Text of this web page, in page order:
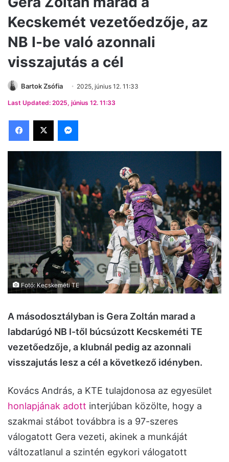
Kecskemét vezetőedzője, az
NB I-be való azonnali
visszajutás a cél
Bartok Zsófia 2025, június 12. 11:33
Last Updated: 2025, június 12. 11:33
Facebook
X Messenger
Fotó: Kecskeméti TE
A másodosztályban is Gera Zoltán marad a
labdarúgó NB I-től búcsúzott Kecskeméti TE
vezetőedzője, a klubnál pedig az azonnali
visszajutás lesz a cél a következő idényben.
Kovács András, a KTE tulajdonosa az egyesület
honlapjának adott interjúban közölte, hogy a
szakmai stábot továbbra is a 97-szeres
válogatott Gera vezeti, akinek a munkáját
változatlanul a szintén egykori válogatott